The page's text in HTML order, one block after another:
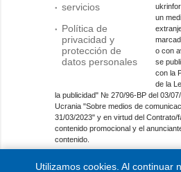
servicios
Política de
privacidad y
protección de
datos personales
un
o con
se
con la
de la
la publicidad" № 270/96-ВР del 03/
Ucrania "Sobre medios de
31/03/2023" y en virtud del Contrato/
contenido promocional y el
contenido.
Entidad de medios en línea;
Utilizamos cookies. Al continuar